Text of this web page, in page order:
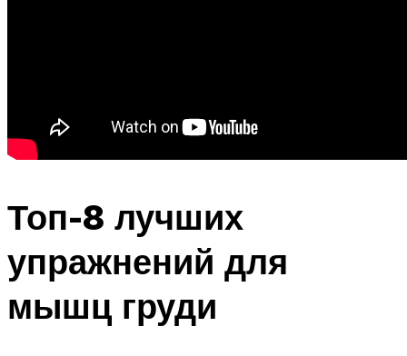
Топ-8 лучших
упражнений для
мышц груди